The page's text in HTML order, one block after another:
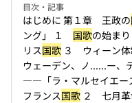
目次・記事
はじめに 第１章 王政の
ング」 １ 国歌の始ま
リス国歌 ３ ウィーン体
ウェーデン、ノ......ー、
――「ラ・マルセイエ
フランス国歌 ２ 七月革